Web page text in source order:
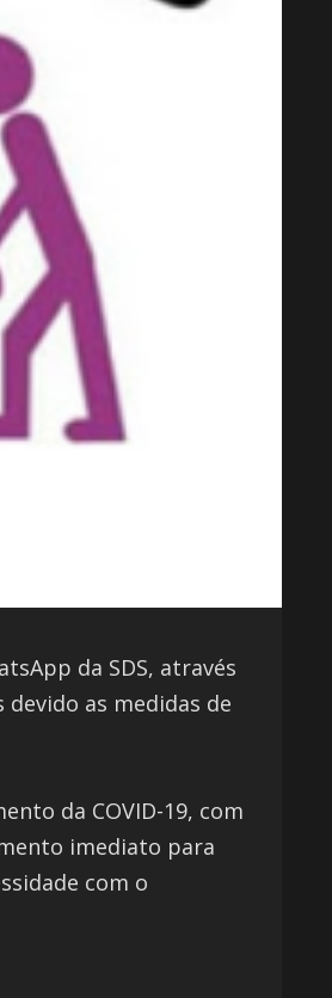
da SDS, através
as medidas de
da COVID-19, com
imediato para
com o